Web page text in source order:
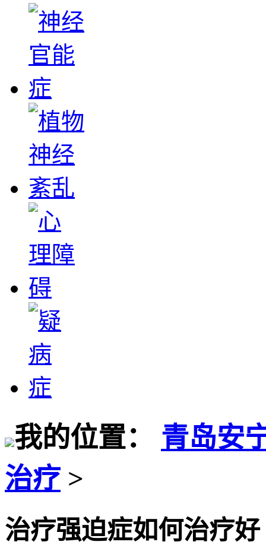
我的位置：
青岛安
治疗 >
治疗强迫症如何治疗